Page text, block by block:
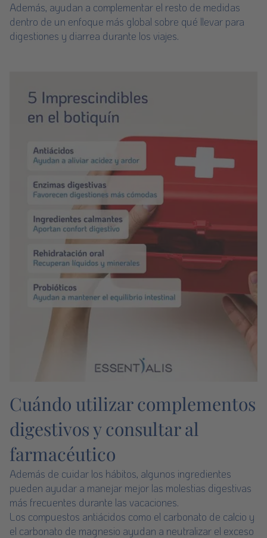
Además, ayudan a complementar el resto de medidas
dentro de un enfoque más global sobre qué llevar para
digestiones y diarrea durante los viajes.
Cuándo utilizar complementos
digestivos y consultar al
farmacéutico
Además de cuidar los hábitos, algunos ingredientes
pueden ayudar a manejar mejor las molestias digestivas
más frecuentes durante las vacaciones.
Los compuestos antiácidos como el carbonato de calcio y
el carbonato de magnesio ayudan a neutralizar el exceso